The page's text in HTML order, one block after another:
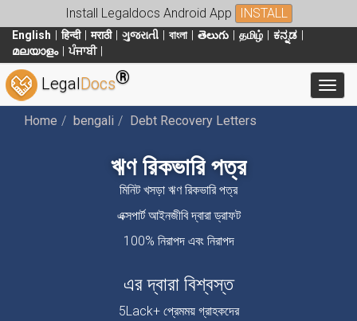
Install Legaldocs Android App INSTALL
English हिन्दी मराठी ગુજરાતી বাংলা తెలుగు தமிழ்
ಕನ್ನಡ
മലയാളം
ਪੰਜਾਬੀ
LegalDocs®
Home bengali Debt Recovery Letters
ঋণ রিকভারি পত্র
মিনিট খসড়া ঋণ রিকভারি পত্র
এক্সপার্ট আইনজীবি দ্বারা ড্রাফট
100% নিরাপদ এবং নিরাপদ
এর দ্বারা বিশ্বস্ত
5Lack+ প্রেমময় গ্রাহকদের